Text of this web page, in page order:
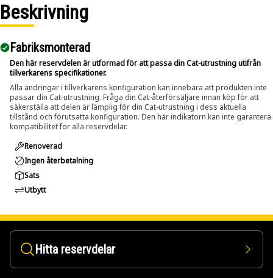
Beskrivning
Fabriksmonterad
Den här reservdelen är utformad för att passa din Cat-utrustning utifrån
tillverkarens specifikationer.
Alla ändringar i tillverkarens konfiguration kan innebära att produkten inte
passar din Cat-utrustning. Fråga din Cat-återförsäljare innan köp för att
säkerställa att delen är lämplig för din Cat-utrustning i dess aktuella
tillstånd och förutsatta konfiguration. Den här indikatorn kan inte garantera
kompatibilitet för alla reservdelar.
Renoverad
Ingen återbetalning
Sats
Utbytt
Hitta reservdelar